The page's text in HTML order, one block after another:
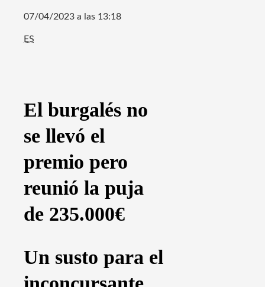
07/04/2023 a las 13:18
ES
El burgalés no
se llevó el
premio pero
reunió la puja
de 235.000€
Un susto para el